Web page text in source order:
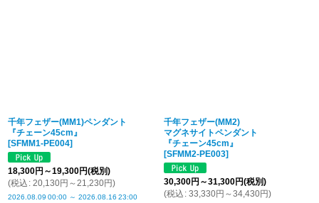
千年フェザー(MM1)ペンダント
『チェーン45cm』
[SFMM1-PE004]
18,300円 ～19,300円(税別)
(税込 : 20,130円 ～21,230円)
2026.08.09 00:00 ～ 2026.08.16 23:00
千年フェザー(MM2)
マグネサイトペンダント
『チェーン45cm』
[SFMM2-PE003]
30,300円 ～31,300円(税別)
(税込 : 33,330円 ～34,430円)